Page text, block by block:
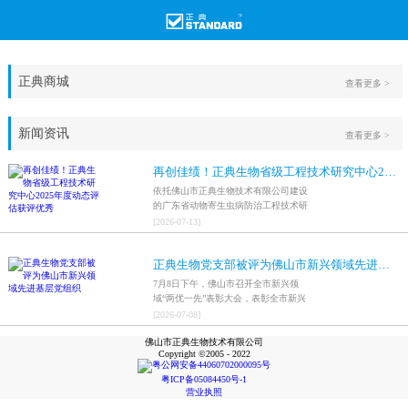
正典商城 查看更多 >
新闻资讯
再创佳绩！正典生物省级工程技术研究中心2025年度动态评估获评优秀
依托佛山市正典生物技术有限公司建设
的广东省动物寄生虫病防治工程技术研
究中心，在全省参评科研平台中综合表
现突出，成功获评最高评价等级“优
[2026-07-13]
正典生物党支部被评为佛山市新兴领域先进基层党组织
7月8日下午，佛山市召开全市新兴领
域“两优一先”表彰大会，表彰全市新兴
领域优秀共产党员、优秀党务工作者和
先进基层党组织，中共佛山市正典生物
技术有限公司支部委员会被评为佛山市
新兴领域先进基层党组织。
[2026-07-08]
查看更多 >
佛山市正典生物技术有限公司
Copyright ©2005 - 2022
粤公网安备44060702000095号
粤ICP备05084450号-1
营业执照